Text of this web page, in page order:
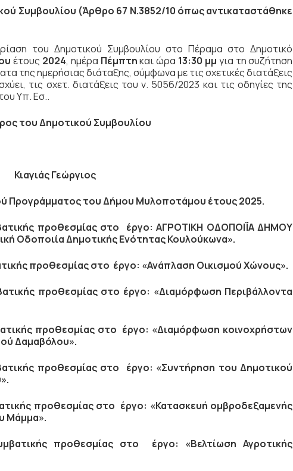
Συμβουλίου (Άρθρο 67 Ν.3852/10 όπως αντικαταστάθηκε
του Δημοτικού Συμβουλίου στο Πέραμα στο Δημοτικό
έτους 2024, ημέρα Πέμπτηκαι ώρα 13:30 μμ για τη συζήτηση
της ημερήσιας διάταξης, σύμφωνα με τις σχετικές διατάξεις
τις σχετ. διατάξεις του ν. 5056/2023 και τις οδηγίες της
Υπ. Εσ..
του Δημοτικού Συμβουλίου
Κιαγιάς Γεώργιος
Προγράμματος του Δήμου Μυλοποτάμου έτους 2025.
προθεσμίας στο έργο:ΑΓΡΟΤΙΚΗ ΟΔΟΠΟΙΪΑ ΔΗΜΟΥ
Οδοποιία Δημοτικής Ενότητας Κουλούκωνα».
προθεσμίας στο έργο: «Ανάπλαση Οικισμού Χώνους».
προθεσμίας στο έργο: «Διαμόρφωση Περιβάλλοντα
προθεσμίας στο έργο: «Διαμόρφωση κοινοχρήστων
Δαμαβόλου».
προθεσμίας στο
έργο: «Συντήρηση του Δημοτικού
προθεσμίας στο έργο: «Κατασκευή ομβροδεξαμενής
Μάμμα».
προθεσμίας στο έργο: «Βελτίωση Αγροτικής